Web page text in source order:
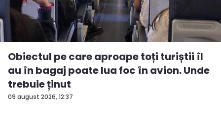
09 august 2026, 12:37
Obiectul pe care aproape toți turiștii îl
au în bagaj poate lua foc în avion. Unde
trebuie ținut